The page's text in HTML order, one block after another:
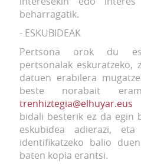
beharragatik.
- ESKUBIDEAK
Pertsona orok du
pertsonalak eskuratzeko,
datuen erabilera
beste norabait
trenhiztegia@elhuyar.eus
bidali besterik ez da egin
eskubidea adierazi,
identifikatzeko balio
baten kopia erantsi.